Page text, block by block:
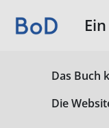
Das Buch
Die